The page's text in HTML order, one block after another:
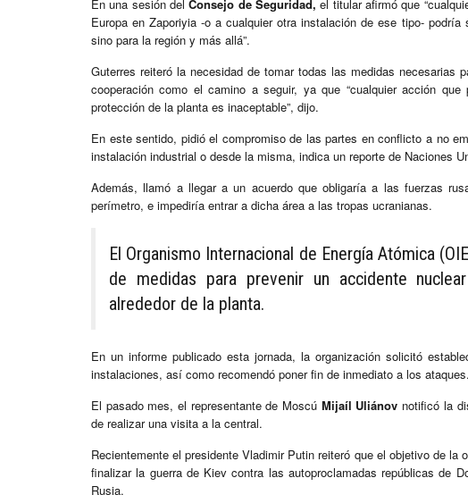
En una sesión delConsejo de Seguridad, el titular afirmó que
Europa en Zaporiyia -o a cualquier otra instalación de ese tipo-
sino para la región y más allá”.
Guterres reiteró la necesidad de tomar todas las medidas
cooperación como el camino a seguir, ya que “cualquier acción
protección de la planta es inaceptable”, dijo.
En este sentido, pidió el compromiso de las partes en conflicto a no
instalación industrial o desde la misma, indica un reporte de Naciones
Además, llamó a llegar a un acuerdo que obligaría a las fuerzas
perímetro, e impediría entrar a dicha área a las tropas ucranianas.
El Organismo Internacional de Energía Atómica
de medidas para prevenir un accidente
alrededor de la planta.
En un informe publicado esta jornada, la organización solicitó
instalaciones, así como recomendó poner fin de inmediato a los ataques.
El pasado mes, el representante de Moscú Mijaíl Uliánov notificó la
de realizar una visita a la central.
Recientemente el presidente Vladimir Putin reiteró que el objetivo de
finalizar la guerra de Kiev contra las autoproclamadas repúblicas de
Rusia.